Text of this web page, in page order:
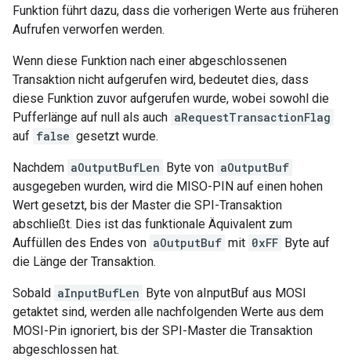
Funktion führt dazu, dass die vorherigen Werte aus früheren
Aufrufen verworfen werden.
Wenn diese Funktion nach einer abgeschlossenen
Transaktion nicht aufgerufen wird, bedeutet dies, dass
diese Funktion zuvor aufgerufen wurde, wobei sowohl die
Pufferlänge auf null als auch aRequestTransactionFlag
auf false gesetzt wurde.
Nachdem aOutputBufLen Byte von aOutputBuf
ausgegeben wurden, wird die MISO-PIN auf einen hohen
Wert gesetzt, bis der Master die SPI-Transaktion
abschließt. Dies ist das funktionale Äquivalent zum
Auffüllen des Endes von aOutputBuf mit 0xFF Byte auf
die Länge der Transaktion.
Sobald aInputBufLen Byte von aInputBuf aus MOSI
getaktet sind, werden alle nachfolgenden Werte aus dem
MOSI-Pin ignoriert, bis der SPI-Master die Transaktion
abgeschlossen hat.